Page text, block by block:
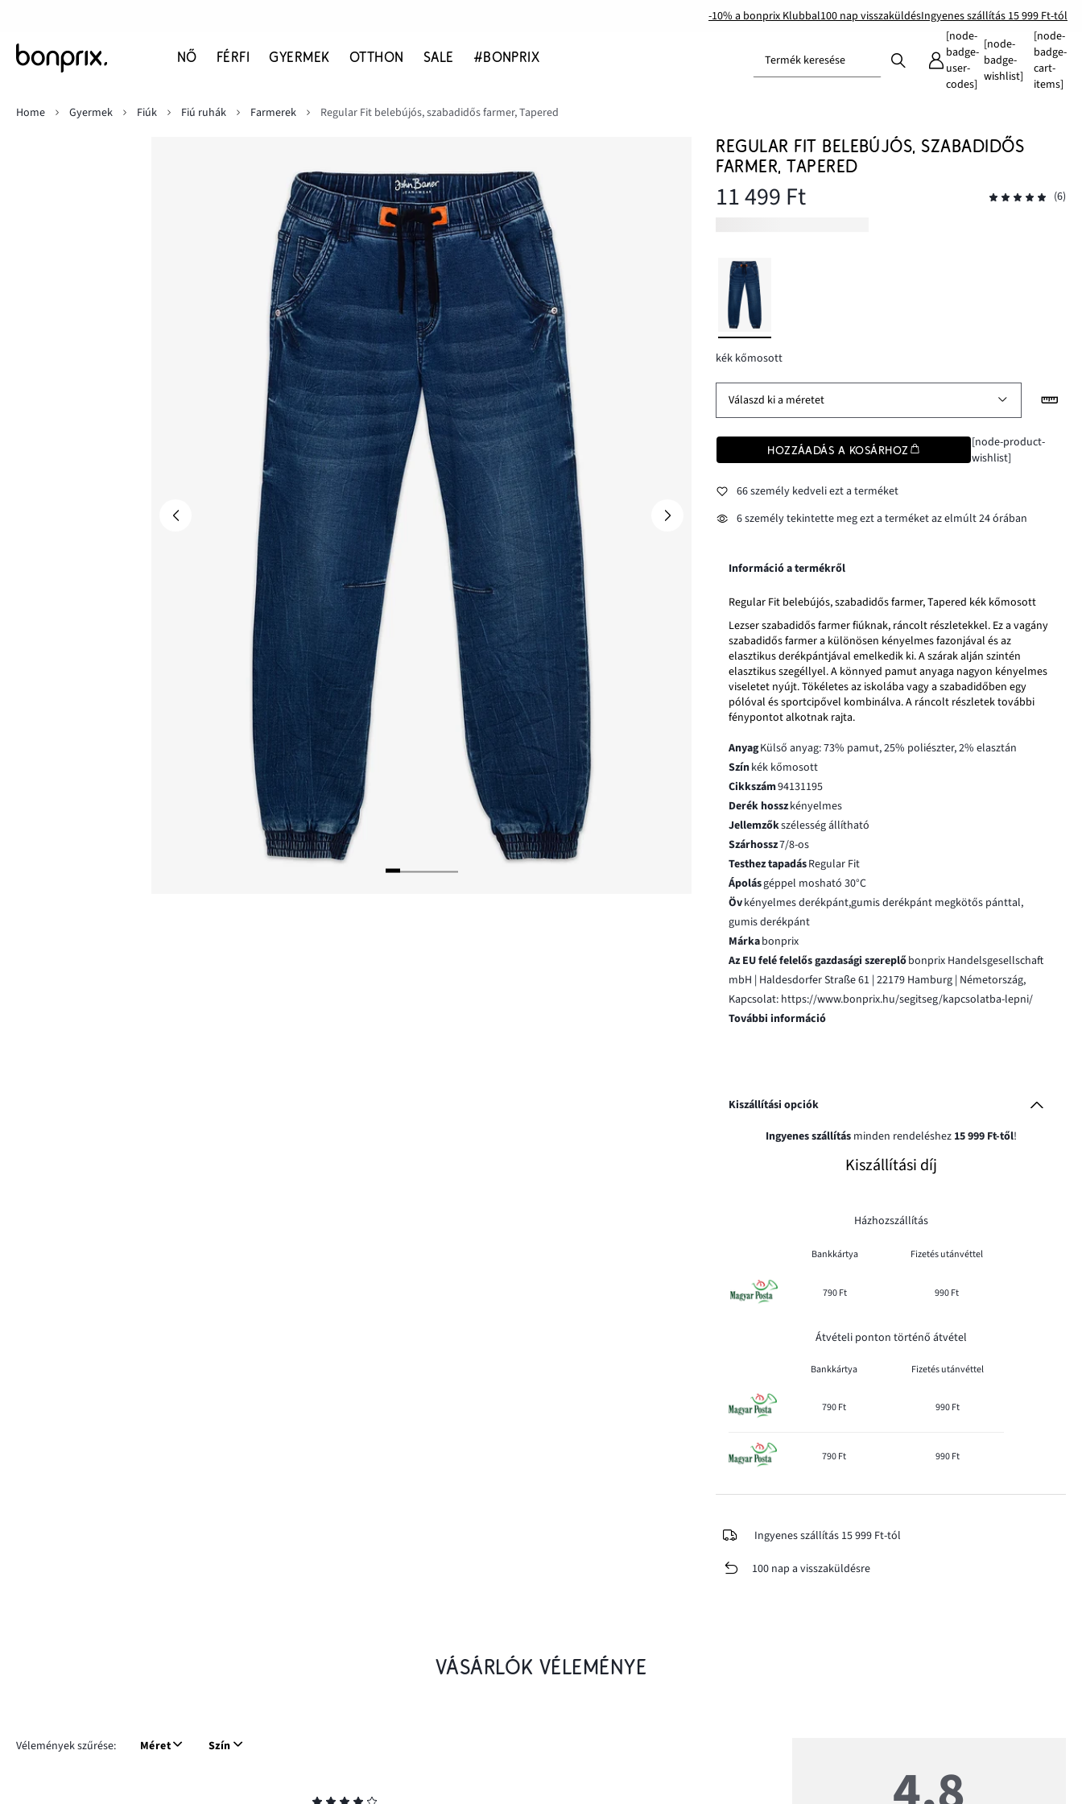
-10% a bonprix Klubbal100 nap visszaküldésIngyenes szállítás 15 999 Ft-tól
NŐ FÉRFI GYERMEK OTTHON SALE #BONPRIX Termék keresése
[node-
badge-
user-
codes]
[node-
badge-
wishlist]
[node-
badge-
cart-
items]
Home
Gyermek Fiúk Fiú ruhák Farmerek Regular Fit belebújós, szabadidős farmer, Tapered
REGULAR FIT BELEBÚJÓS, SZABADIDŐS
FARMER, TAPERED
11 499 Ft (6)
kék kőmosott
Válaszd ki a méretet
HOZZÁADÁS A KOSÁRHOZ
[node-product-
wishlist]
66 személy kedveli ezt a terméket
6 személy tekintette meg ezt a terméket az elmúlt 24 órában
Információ a termékről
Regular Fit belebújós, szabadidős farmer, Tapered kék kőmosott
Lezser szabadidős farmer fiúknak, ráncolt részletekkel. Ez a vagány
szabadidős farmer a különösen kényelmes fazonjával és az
elasztikus derékpántjával emelkedik ki. A szárak alján szintén
elasztikus szegéllyel. A könnyed pamut anyaga nagyon kényelmes
viseletet nyújt. Tökéletes az iskolába vagy a szabadidőben egy
pólóval és sportcipővel kombinálva. A ráncolt részletek további
fénypontot alkotnak rajta.
AnyagKülső anyag: 73% pamut, 25% poliészter, 2% elasztán
Színkék kőmosott
Cikkszám94131195
Derék hosszkényelmes
Jellemzőkszélesség állítható
Szárhossz7/8-os
Testhez tapadásRegular Fit
Ápolásgéppel mosható 30°C
Övkényelmes derékpánt,gumis derékpánt megkötős pánttal,
gumis derékpánt
Márkabonprix
Az EU felé felelős gazdasági szereplőbonprix Handelsgesellschaft
mbH | Haldesdorfer Straße 61 | 22179 Hamburg | Németország,
Kapcsolat: https://www.bonprix.hu/segitseg/kapcsolatba-lepni/
További információ
Kiszállítási opciók
Ingyenes szállításminden rendeléshez 15 999 Ft-től!
Kiszállítási díj
Házhozszállítás
Bankkártya Fizetés utánvéttel
790 Ft 990 Ft
Átvételi ponton történő átvétel
Bankkártya Fizetés utánvéttel
790 Ft 990 Ft
790 Ft 990 Ft
Ingyenes szállítás 15 999 Ft-tól
100 nap a visszaküldésre
VÁSÁRLÓK VÉLEMÉNYE
Vélemények szűrése: Méret Szín